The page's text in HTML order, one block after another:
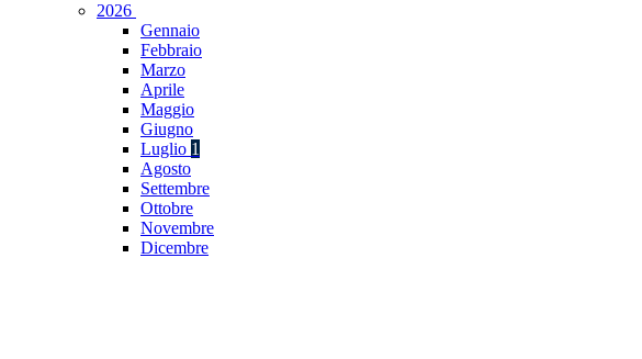
2026
Gennaio
Febbraio
Marzo
Aprile
Maggio
Giugno
Luglio 1
Agosto
Settembre
Ottobre
Novembre
Dicembre